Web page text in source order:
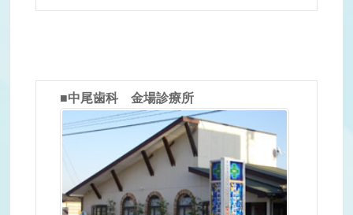
■中尾歯科 金場診療所